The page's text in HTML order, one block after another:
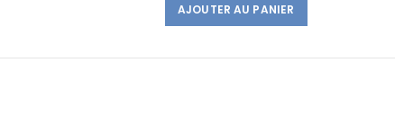
AJOUTER AU PANIER